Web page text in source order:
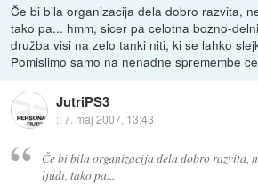
Če bi bila organizacija dela dobro razvita,
tako pa... hmm, sicer pa celotna bozno-
družba visi na zelo tanki niti, ki se lahko
Pomislimo samo na nenadne spremembe
JutriPS3
::7. maj 2007, 13:43
Če bi bila organizacija dela dobro razvita,
ljudi, tako pa...